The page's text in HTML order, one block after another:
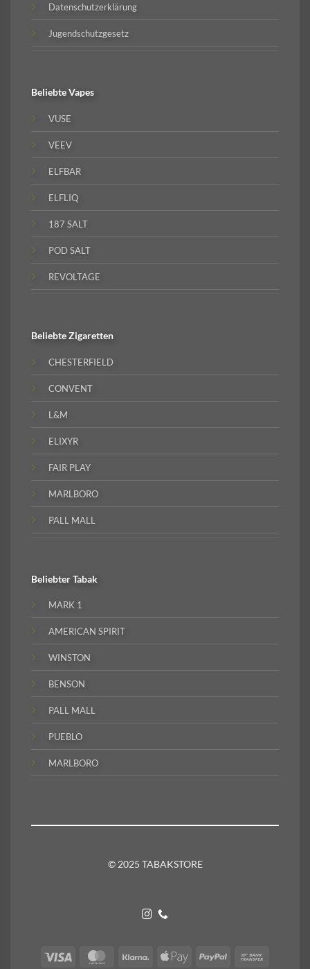
Datenschutzerklärung
Jugendschutzgesetz
BeliebteVapes
VUSE
VEEV
ELFBAR
ELFLIQ
187 SALT
POD SALT
REVOLTAGE
BeliebteZigaretten
CHESTERFIELD
CONVENT
L&M
ELIXYR
FAIR PLAY
MARLBORO
PALL MALL
BeliebterTabak
MARK 1
AMERICAN SPIRIT
WINSTON
BENSON
PALL MALL
PUEBLO
MARLBORO
© 2025 TABAKSTORE
Visa MasterCardKlarna
Apple
PayPal